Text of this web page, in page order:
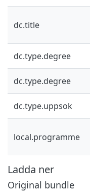
dc.title
dc.type.degree
dc.type.degree
dc.type.uppsok
local.programme
Ladda ner
Original bundle